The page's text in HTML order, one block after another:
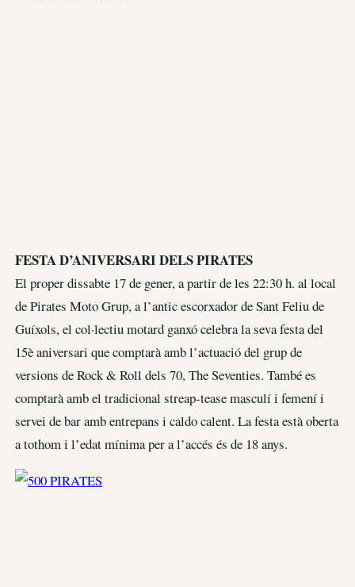
FESTA D’ANIVERSARI DELS PIRATES
El proper dissabte 17 de gener, a partir de les 22:30 h. al local
de Pirates Moto Grup, a l’antic escorxador de Sant Feliu de
Guíxols, el col·lectiu motard ganxó celebra la seva festa del
15è aniversari que comptarà amb l’actuació del grup de
versions de Rock & Roll dels 70, The Seventies. També es
comptarà amb el tradicional streap-tease masculí i femení i
servei de bar amb entrepans i caldo calent. La festa està oberta
a tothom i l’edat mínima per a l’accés és de 18 anys.